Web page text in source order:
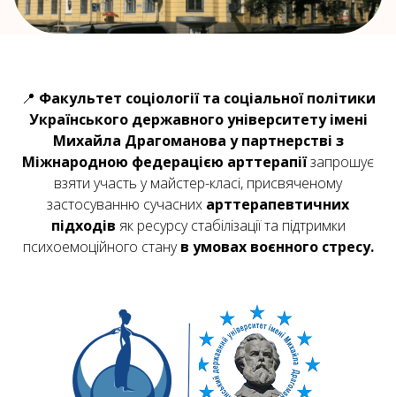
📍 Факультет соціології та соціальної політики
Українського державного університету імені
Михайла Драгоманова у партнерстві з
Міжнародною федерацією арттерапіїзапрошує
взяти участь у майстер-класі, присвяченому
застосуванню сучасних арттерапевтичних
підходів як ресурсу стабілізації та підтримки
психоемоційного станув умовах воєнного стресу.